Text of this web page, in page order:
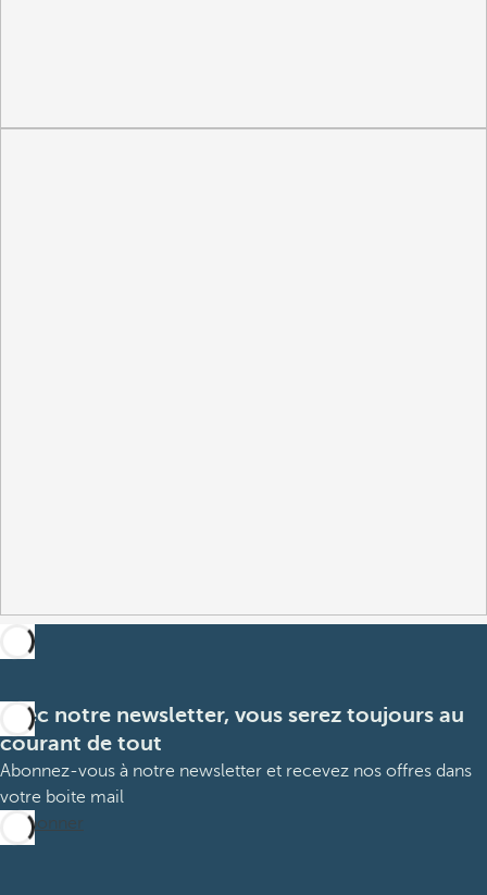
Avec notre newsletter, vous serez toujours au
courant de tout
Abonnez-vous à notre newsletter et recevez nos offres dans
votre boite mail
M’abonner